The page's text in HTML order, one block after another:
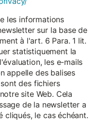
les informations
sur la base de
à l'art. 6 Para. 1 lit.
statistiquement la
les e-mails
appelle des balises
des fichiers
site Web. Cela
de la newsletter a
le cas échéant.